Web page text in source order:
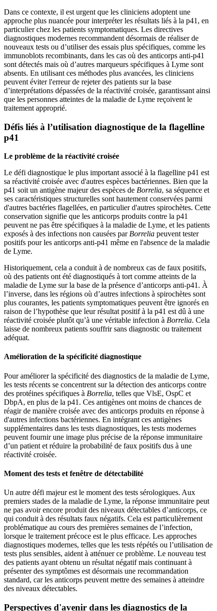
Dans ce contexte, il est urgent que les cliniciens adoptent une
approche plus nuancée pour interpréter les résultats liés à la p41, en
particulier chez les patients symptomatiques. Les directives
diagnostiques modernes recommandent désormais de réaliser de
nouveaux tests ou d’utiliser des essais plus spécifiques, comme les
immunoblots recombinants, dans les cas où des anticorps anti-p41
sont détectés mais où d’autres marqueurs spécifiques à Lyme sont
absents. En utilisant ces méthodes plus avancées, les cliniciens
peuvent éviter l'erreur de rejeter des patients sur la base
d’interprétations dépassées de la réactivité croisée, garantissant ainsi
que les personnes atteintes de la maladie de Lyme reçoivent le
traitement approprié.
Défis liés à l’utilisation diagnostique de la flagelline
p41
Le problème de la réactivité croisée
Le défi diagnostique le plus important associé à la flagelline p41 est
sa réactivité croisée avec d'autres espèces bactériennes. Bien que la
p41 soit un antigène majeur des espèces de Borrelia, sa séquence et
ses caractéristiques structurelles sont hautement conservées parmi
d'autres bactéries flagellées, en particulier d'autres spirochètes. Cette
conservation signifie que les anticorps produits contre la p41
peuvent ne pas être spécifiques à la maladie de Lyme, et les patients
exposés à des infections non causées par Borrelia peuvent tester
positifs pour les anticorps anti-p41 même en l'absence de la maladie
de Lyme.
Historiquement, cela a conduit à de nombreux cas de faux positifs,
où des patients ont été diagnostiqués à tort comme atteints de la
maladie de Lyme sur la base de la présence d’anticorps anti-p41. À
l’inverse, dans les régions où d’autres infections à spirochètes sont
plus courantes, les patients symptomatiques peuvent être ignorés en
raison de l’hypothèse que leur résultat positif à la p41 est dû à une
réactivité croisée plutôt qu’à une véritable infection à Borrelia. Cela
laisse de nombreux patients souffrir sans diagnostic ou traitement
adéquat.
Amélioration de la spécificité diagnostique
Pour améliorer la spécificité des diagnostics de la maladie de Lyme,
les tests récents se concentrent sur la détection des anticorps contre
des protéines spécifiques à Borrelia, telles que VlsE, OspC et
DbpA, en plus de la p41. Ces antigènes ont moins de chances de
réagir de manière croisée avec des anticorps produits en réponse à
d'autres infections bactériennes. En intégrant ces antigènes
supplémentaires dans les tests diagnostiques, les tests modernes
peuvent fournir une image plus précise de la réponse immunitaire
d’un patient et réduire la probabilité de faux positifs dus à une
réactivité croisée.
Moment des tests et fenêtre de détectabilité
Un autre défi majeur est le moment des tests sérologiques. Aux
premiers stades de la maladie de Lyme, la réponse immunitaire peut
ne pas avoir encore produit des niveaux détectables d’anticorps, ce
qui conduit à des résultats faux négatifs. Cela est particulièrement
problématique au cours des premières semaines de l’infection,
lorsque le traitement précoce est le plus efficace. Les approches
diagnostiques modernes, telles que les tests répétés ou l’utilisation de
tests plus sensibles, aident à atténuer ce problème. Le nouveau test
des patients ayant obtenu un résultat négatif mais continuant à
présenter des symptômes est désormais une recommandation
standard, car les anticorps peuvent mettre des semaines à atteindre
des niveaux détectables.
Perspectives d'avenir dans les diagnostics de la